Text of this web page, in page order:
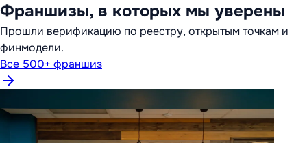
Франшизы, в которых мы уверены
Прошли верификацию по реестру, открытым точкам и
финмодели.
Все 500+ франшиз